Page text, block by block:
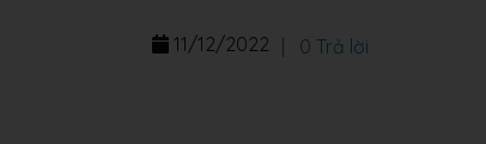
11/12/2022 0 Trả lời